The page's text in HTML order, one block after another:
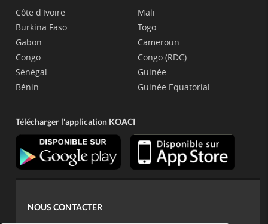
Côte d'Ivoire
Burkina Faso
Gabon
Congo
Sénégal
Bénin
Mali
Togo
Cameroun
Congo (RDC)
Guinée
Guinée Equatorial
Télécharger l'application KOACI
NOUS CONTACTER